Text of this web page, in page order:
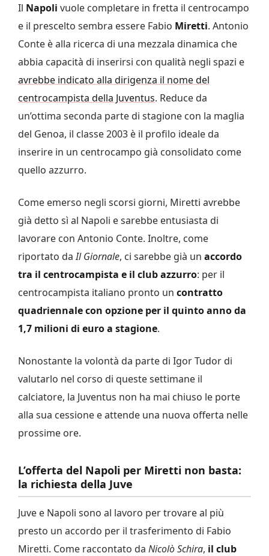
Il Napoli vuole completare in fretta il centrocampo
e il prescelto sembra essere Fabio Miretti. Antonio
Conte è alla ricerca di una mezzala dinamica che
abbia capacità di inserirsi con qualità negli spazi e
avrebbe indicato alla dirigenza il nome del
centrocampista della Juventus. Reduce da
un’ottima seconda parte di stagione con la maglia
del Genoa, il classe 2003 è il profilo ideale da
inserire in un centrocampo già consolidato come
quello azzurro.
Come emerso negli scorsi giorni, Miretti avrebbe
già detto sì al Napoli e sarebbe entusiasta di
lavorare con Antonio Conte. Inoltre, come
riportato daIl Giornale, ci sarebbe già un accordo
tra il centrocampista e il club azzurro: per il
centrocampista italiano pronto un contratto
quadriennale con opzione per il quinto anno da
1,7 milioni di euro a stagione.
Nonostante la volontà da parte di Igor Tudor di
valutarlo nel corso di queste settimane il
calciatore, la Juventus non ha mai chiuso le porte
alla sua cessione e attende una nuova offerta nelle
prossime ore.
L’offerta del Napoli per Miretti non basta:
la richiesta della Juve
Juve e Napoli sono al lavoro per trovare al più
presto un accordo per il trasferimento di Fabio
Miretti. Come raccontato da Nicolò Schira, il club